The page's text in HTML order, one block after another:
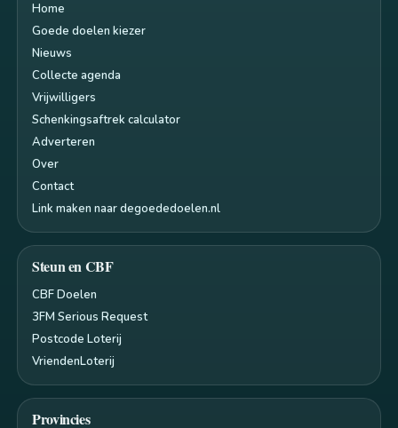
Home
Goede doelen kiezer
Nieuws
Collecte agenda
Vrijwilligers
Schenkingsaftrek calculator
Adverteren
Over
Contact
Link maken naar degoededoelen.nl
Steun en CBF
CBF Doelen
3FM Serious Request
Postcode Loterij
VriendenLoterij
Provincies